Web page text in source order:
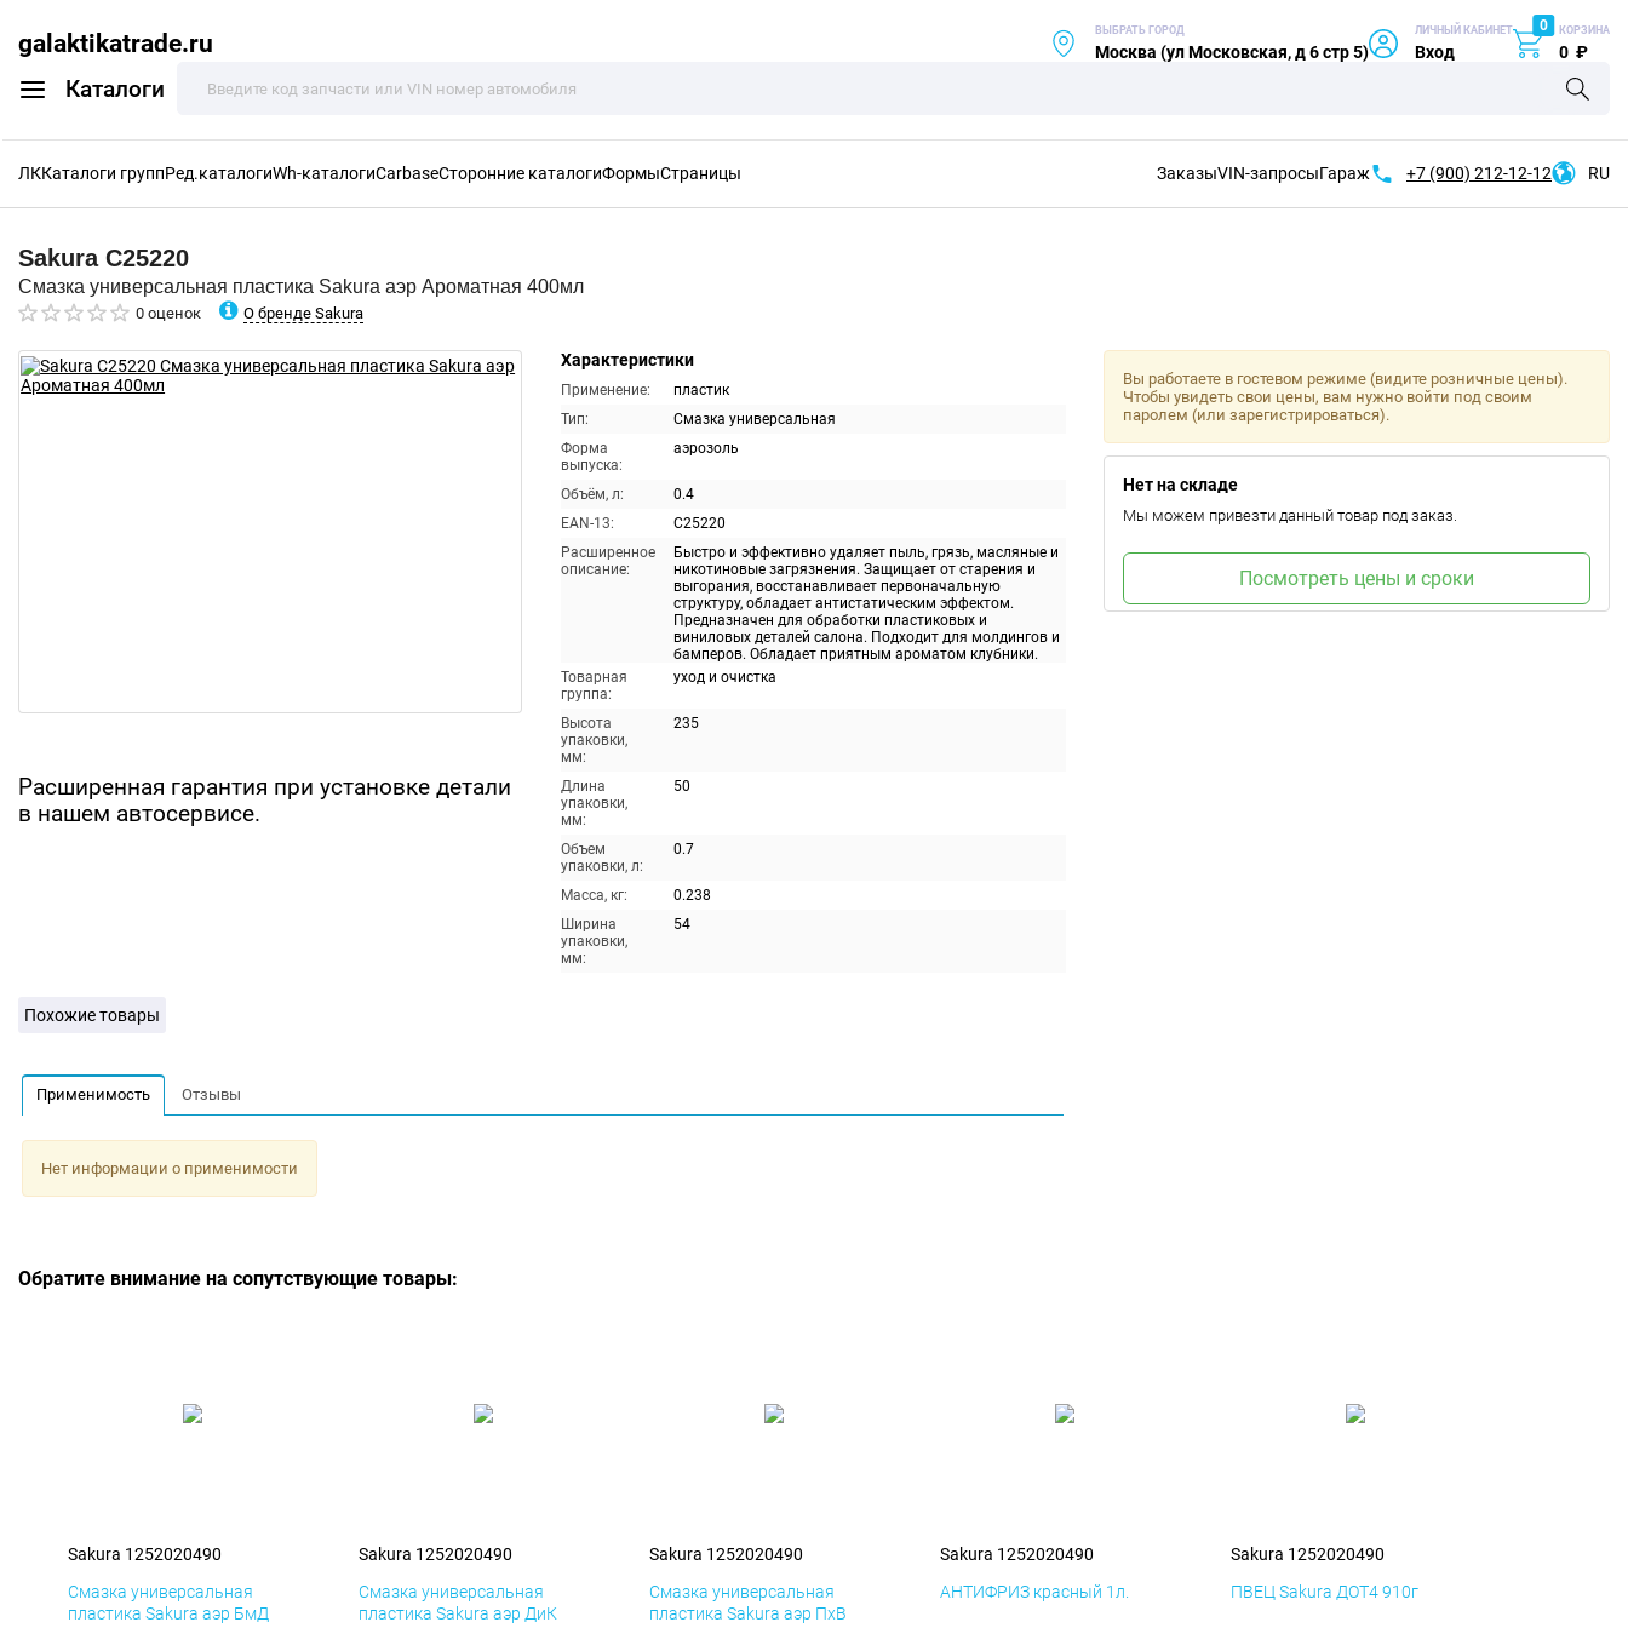
galaktikatrade.ru
Каталоги
ВЫБРАТЬ ГОРОД
Москва (ул Московская, д 6 стр 5)
ЛИЧНЫЙ КАБИНЕТ
Вход
0 КОРЗИНА
0 ₽
ЛККаталоги группРед.каталогиWh-каталогиCarbaseСторонние каталогиФормыСтраницы ЗаказыVIN-запросыГараж +7 (900) 212-12-12 RU
Sakura C25220
Смазка универсальная пластика Sakura аэр Ароматная 400мл
0 оценок О бренде Sakura
Расширенная гарантия при установке детали
в нашем автосервисе.
Характеристики
Применение:
пластик
Тип:
Смазка универсальная
Форма
выпуска:
аэрозоль
Объём, л:
0.4
EAN-13:
C25220
Расширенное
описание:
Быстро и эффективно удаляет пыль, грязь, масляные и
никотиновые загрязнения. Защищает от старения и
выгорания, восстанавливает первоначальную
структуру, обладает антистатическим эффектом.
Предназначен для обработки пластиковых и
виниловых деталей салона. Подходит для молдингов и
бамперов. Обладает приятным ароматом клубники.
Товарная
группа:
уход и очистка
Высота
упаковки,
мм:
235
Длина
упаковки,
мм:
50
Объем
упаковки, л:
0.7
Масса, кг:
0.238
Ширина
упаковки,
мм:
54
Вы работаете в гостевом режиме (видите розничные цены).
Чтобы увидеть свои цены, вам нужно войти под своим
паролем (или зарегистрироваться).
Нет на складе
Мы можем привезти данный товар под заказ.
Посмотреть цены и сроки
Похожие товары
Применимость Отзывы
Нет информации о применимости
Обратите внимание на сопутствующие товары:
Sakura 1252020490
Смазка универсальная
пластика Sakura аэр БмД
Sakura 1252020490
Смазка универсальная
пластика Sakura аэр ДиК
Sakura 1252020490
Смазка универсальная
пластика Sakura аэр ПхВ
Sakura 1252020490
АНТИФРИЗ красный 1л.
Sakura 1252020490
ПВЕЦ Sakura ДОТ4 910г